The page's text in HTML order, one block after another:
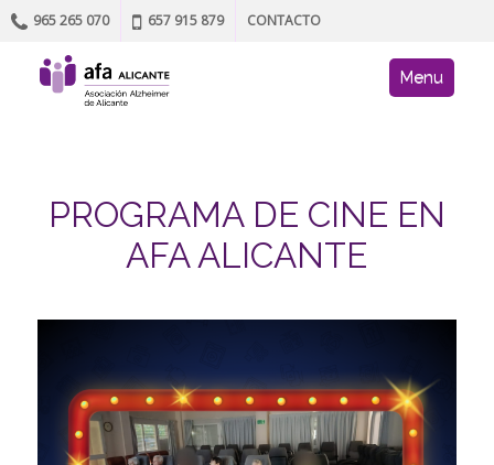
965 265 070 657 915 879 CONTACTO
AFA site
Skip to content
Menu
PROGRAMA DE CINE EN
AFA ALICANTE